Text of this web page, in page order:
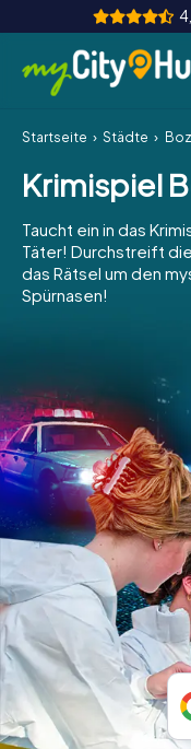
So funktioniert's
Städte
Touren
Teamevent
INT AT
ES
IT
NL
Startseite Städte
Krimispiel
Taucht ein in das
Täter! Durchstreift
das Rätsel um den
Spürnasen!